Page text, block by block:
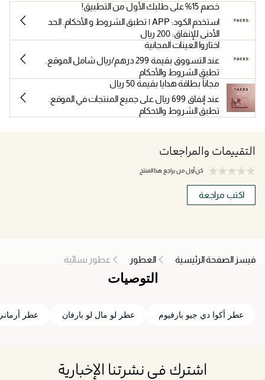
خصم 15% على طلبك الأول من التطبيق!
استخدم الكود: APP | تطبق الشروط و الأحكام. الحد
الأدنى للإنفاق: 200 ريال
اختاروا العينات المجانية
عند التسووق بقيمة 299 درهم/ريال شامل الموقع.
تطبق الشروط والأحكام
مجاناً بطاقة هدايا بقيمة 50 ريال
عند إنفاق 699 ريال على جميع المنتجات في الموقع.
تطبق الشروط والاحكام
التقييمات والمراجعات
كن أول من يراجع هذا المنتج
اكتب مراجعة
فيسز الصفحة الرئيسية العطور عطور نسائية
التوصيات
عطر أكوا دي جيو بارفيوم عطر لو مال لو بارفان عطر
اشترك في نشرتنا الإخبارية